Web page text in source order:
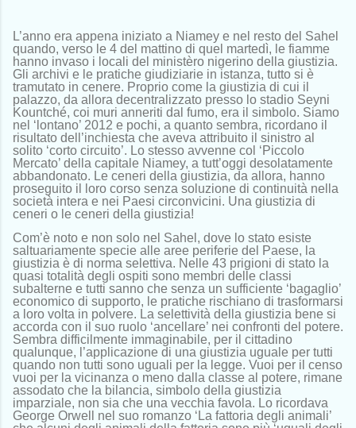
L’anno era appena iniziato a Niamey e nel resto del Sahel
quando, verso le 4 del mattino di quel martedì, le fiamme
hanno invaso i locali del ministèro nigerino della giustizia.
Gli archivi e le pratiche giudiziarie in istanza, tutto si è
tramutato in cenere. Proprio come la giustizia di cui il
palazzo, da allora decentralizzato presso lo stadio Seyni
Kountché, coi muri anneriti dal fumo, era il simbolo. Siamo
nel ‘lontano’ 2012 e pochi, a quanto sembra, ricordano il
risultato dell’inchiesta che aveva attribuito il sinistro al
solito ‘corto circuito’. Lo stesso avvenne col ‘Piccolo
Mercato’ della capitale Niamey, a tutt’oggi desolatamente
abbandonato. Le ceneri della giustizia, da allora, hanno
proseguito il loro corso senza soluzione di continuità nella
società intera e nei Paesi circonvicini. Una giustizia di
ceneri o le ceneri della giustizia!
Com’è noto e non solo nel Sahel, dove lo stato esiste
saltuariamente specie alle aree periferie del Paese, la
giustizia è di norma selettiva. Nelle 43 prigioni di stato la
quasi totalità degli ospiti sono membri delle classi
subalterne e tutti sanno che senza un sufficiente ‘bagaglio’
economico di supporto, le pratiche rischiano di trasformarsi
a loro volta in polvere. La selettività della giustizia bene si
accorda con il suo ruolo ‘ancellare’ nei confronti del potere.
Sembra difficilmente immaginabile, per il cittadino
qualunque, l’applicazione di una giustizia uguale per tutti
quando non tutti sono uguali per la legge. Vuoi per il censo
vuoi per la vicinanza o meno dalla classe al potere, rimane
assodato che la bilancia, simbolo della giustizia
imparziale, non sia che una vecchia favola. Lo ricordava
George Orwell nel suo romanzo ‘La fattoria degli animali’